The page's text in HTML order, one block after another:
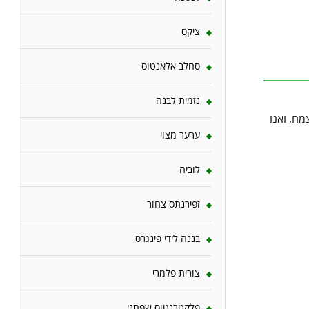
ואנו
ציקס
סחלב אלאנטוס
נזמית לבנה
ערער מצוי
לוביה
זפירנתס צחור
בננה לידי פינגרס
צורית פלמרי